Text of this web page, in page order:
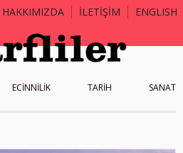
HAKKIMIZDA İLETİŞİM ENGLISH
ECİNNİLİK TARİH SANAT